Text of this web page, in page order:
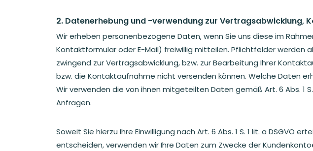
2. Datenerhebung und -verwendung zur Vertragsabwicklung,
Wir erheben personenbezogene Daten, wenn Sie uns diese im
Kontaktformular oder E-Mail) freiwillig mitteilen. Pflichtfelder werden
zwingend zur Vertragsabwicklung, bzw. zur Bearbeitung Ihrer
bzw. die Kontaktaufnahme nicht versenden können. Welche Daten
Wir verwenden die von ihnen mitgeteilten Daten gemäß Art. 6 Abs. 1
Anfragen.
Soweit Sie hierzu Ihre Einwilligung nach Art. 6 Abs. 1 S. 1 lit. a DSGVO
entscheiden, verwenden wir Ihre Daten zum Zwecke der